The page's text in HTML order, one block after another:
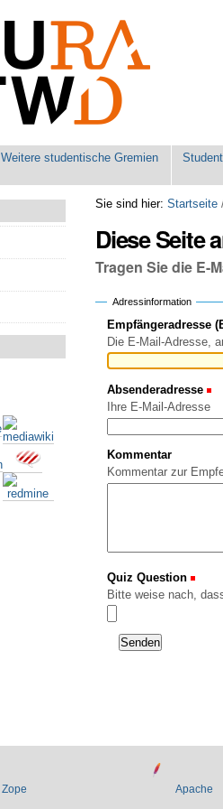
Weitere studentische Gremien
Sie sind hier: Startseite
Diese Seite
Tragen Sie die E-
Adressinformation
Empfängeradresse
Die E-Mail-Adresse,
Absenderadresse
Ihre E-Mail-Adresse
Kommentar
Kommentar zur
Quiz Question
Bitte weise nach,
Zope Apache